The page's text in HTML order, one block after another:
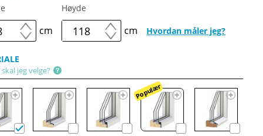
cm
Høyde
cm Hvordan måler jeg?
jeg velge?
Populær